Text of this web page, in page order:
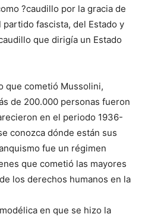
?caudillo por la gracia de
fascista, del Estado y
que dirigía un Estado
que cometió Mussolini,
de 200.000 personas fueron
en el periodo 1936-
conozca dónde están sus
fue un régimen
que cometió las mayores
los derechos humanos en la
en que se hizo la